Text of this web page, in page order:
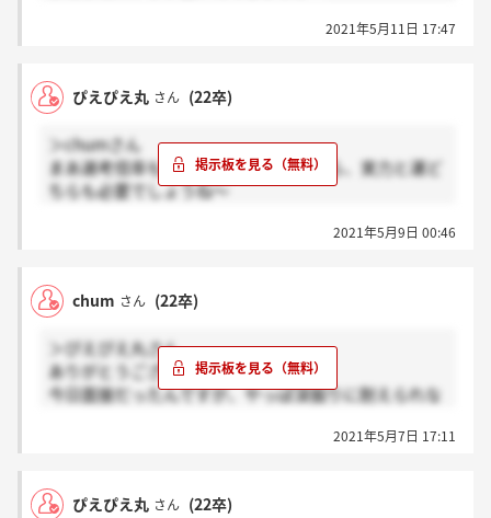
2021年5月11日 17:47
ぴえぴえ丸 さん (22卒)
＞chumさん
まあ選考倍率も非常に高いでしょうから、実力と運ど
ちらも必要でしょうね～
進めていくべきでしょうね、、
2021年5月9日 00:46
chum さん (22卒)
＞ぴえぴえ丸さん
ありがとうございます！！
今日面接だったんですが、やっぱ深掘りに耐えられな
2021年5月7日 17:11
ぴえぴえ丸 さん (22卒)